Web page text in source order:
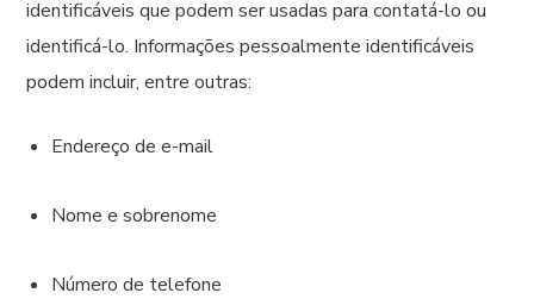
identificáveis que podem ser usadas para contatá-lo ou
identificá-lo. Informações pessoalmente identificáveis
podem incluir, entre outras:
Endereço de e-mail
Nome e sobrenome
Número de telefone